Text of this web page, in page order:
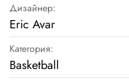
Дизайнер:
Eric Avar
Категория:
Basketball